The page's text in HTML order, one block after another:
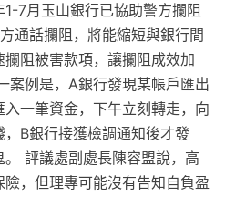
7月玉山銀行已協助警方攔阻
通話攔阻，將能縮短與銀行間
阻被害款項，讓攔阻成效加
案例是，A銀行發現某帳戶匯出
一筆資金，下午立刻轉走，向
B銀行接獲檢調通知後才發
評議處副處長陳容盟說，高
，但理專可能沒有告知自負盈